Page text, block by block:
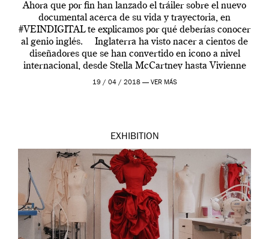
Ahora que por fin han lanzado el tráiler sobre el nuevo
documental acerca de su vida y trayectoria, en
#VEINDIGITAL te explicamos por qué deberías conocer
al genio inglés. Inglaterra ha visto nacer a cientos de
diseñadores que se han convertido en icono a nivel
internacional, desde Stella McCartney hasta Vivienne
Westwood pasando […]
19 / 04 / 2018 — VER MÁS
EXHIBITION